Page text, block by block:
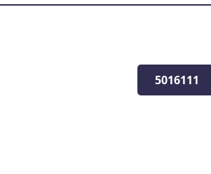
5016111